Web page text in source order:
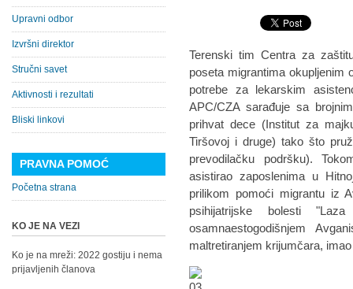
Terenski tim Centra za
poseta migrantima okupljenim
potrebe za lekarskim
APC/CZA sarađuje sa
prihvat dece (Institut za
Tiršovoj i druge) tako što
prevodilačku podršku).
asistirao zaposlenima u
prilikom pomoći migrantu iz
psihijatrijske bolesti
osamnaestogodišnjem
maltretiranjem krijumčara,
Upravni odbor
Izvršni direktor
Stručni savet
Aktivnosti i rezultati
Bliski linkovi
PRAVNA POMOĆ
Početna strana
KO JE NA VEZI
Ko je na mreži: 2022 gostiju i nema
prijavljenih članova